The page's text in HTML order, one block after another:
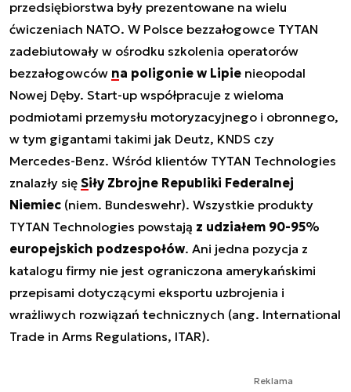
przedsiębiorstwa były prezentowane na wielu
ćwiczeniach NATO. W Polsce bezzałogowce TYTAN
zadebiutowały w ośrodku szkolenia operatorów
bezzałogowców na poligonie w Lipie nieopodal
Nowej Dęby. Start-up współpracuje z wieloma
podmiotami przemysłu motoryzacyjnego i obronnego,
w tym gigantami takimi jak Deutz, KNDS czy
Mercedes-Benz. Wśród klientów TYTAN Technologies
znalazły się Siły Zbrojne Republiki Federalnej
Niemiec (niem. Bundeswehr). Wszystkie produkty
TYTAN Technologies powstają z udziałem 90-95%
europejskich podzespołów. Ani jedna pozycja z
katalogu firmy nie jest ograniczona amerykańskimi
przepisami dotyczącymi eksportu uzbrojenia i
wrażliwych rozwiązań technicznych (ang. International
Trade in Arms Regulations, ITAR).
Reklama